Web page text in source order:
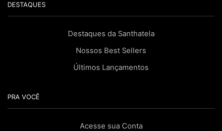
DESTAQUES
Destaques da Santhatela
Nossos Best Sellers
Últimos Lançamentos
PRA VOCÊ
Acesse sua Conta